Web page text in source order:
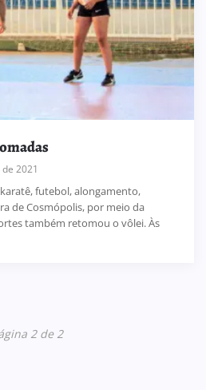
2021
futebol, alongamento,
de Cosmópolis, por meio da
também retomou o vôlei. Às
2 de 2